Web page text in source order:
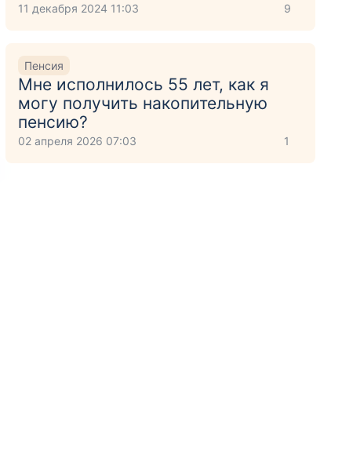
11 декабря 2024 11:03 9
Пенсия
Мне исполнилось 55 лет, как я
могу получить накопительную
пенсию?
02 апреля 2026 07:03 1